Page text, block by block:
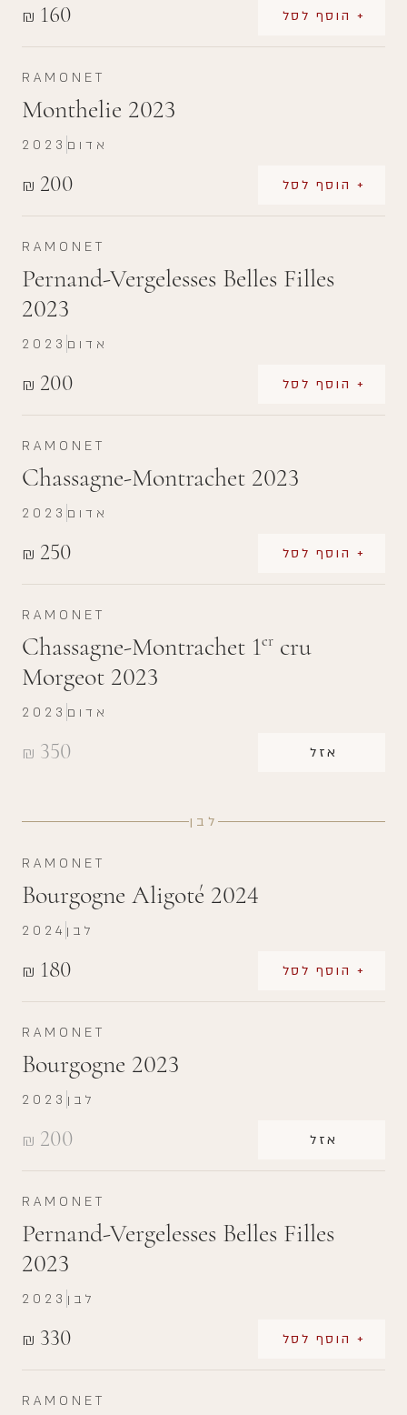
₪ 160 + הוסף לסל
RAMONET
Monthelie 2023
₪ 200 + הוסף לסל
2023 אדום
RAMONET
Pernand-Vergelesses Belles Filles
2023
₪ 200 + הוסף לסל
2023 אדום
RAMONET
Chassagne-Montrachet 2023
₪ 250 + הוסף לסל
2023 אדום
RAMONET
Chassagne-Montrachet 1er cru
Morgeot 2023
₪ 350 אזל
2023 אדום
לבן
RAMONET
Bourgogne Aligoté 2024
₪ 180 + הוסף לסל
2024 לבן
RAMONET
Bourgogne 2023
₪ 200 אזל
2023 לבן
RAMONET
Pernand-Vergelesses Belles Filles
2023
₪ 330 + הוסף לסל
2023 לבן
RAMONET